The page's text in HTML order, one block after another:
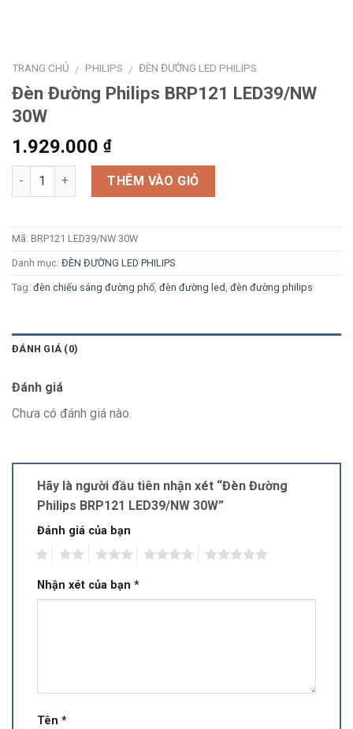
TRANG CHỦ / PHILIPS / ĐÈN ĐƯỜNG LED PHILIPS
Đèn Đường Philips BRP121 LED39/NW
30W
1.929.000 ₫
Số lượng THÊM VÀO GIỎ
Mã: BRP121 LED39/NW 30W
Danh mục: ĐÈN ĐƯỜNG LED PHILIPS
Tag: đèn chiếu sáng đường phố, đèn đường led đèn đường philips
ĐÁNH GIÁ (0)
Đánh giá
Chưa có đánh giá nào.
Hãy là người đầu tiên nhận xét “Đèn Đường
Philips BRP121 LED39/NW 30W”
Đánh giá của bạn
Nhận xét của bạn *
Tên *